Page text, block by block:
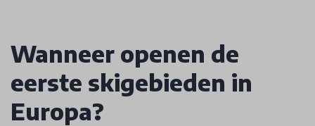
Wanneer openen de
eerste skigebieden in
Europa?